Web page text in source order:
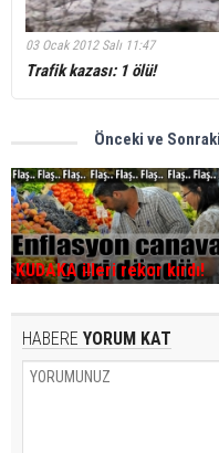
03 Ocak 2012 Salı 11:47
Trafik kazası: 1 ölü!
Önceki ve
KUDAKA illeri rekor kırdı!
HABERE YORUM KAT